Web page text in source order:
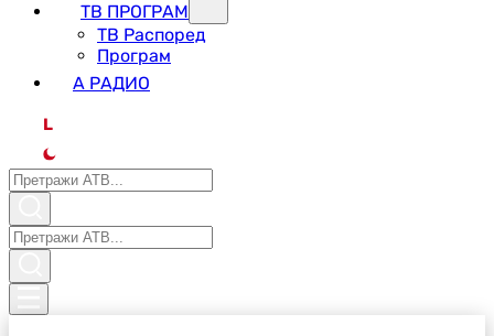
ТВ ПРОГРАМ
ТВ Распоред
Програм
А РАДИО
L